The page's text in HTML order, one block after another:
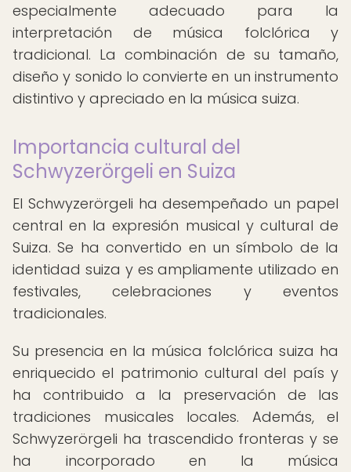
especialmente adecuado para la
interpretación de música folclórica y
tradicional. La combinación de su tamaño,
diseño y sonido lo convierte en un instrumento
distintivo y apreciado en la música suiza.
Importancia cultural del
Schwyzerörgeli en Suiza
El Schwyzerörgeli ha desempeñado un papel
central en la expresión musical y cultural de
Suiza. Se ha convertido en un símbolo de la
identidad suiza y es ampliamente utilizado en
festivales, celebraciones y eventos
tradicionales.
Su presencia en la música folclórica suiza ha
enriquecido el patrimonio cultural del país y
ha contribuido a la preservación de las
tradiciones musicales locales. Además, el
Schwyzerörgeli ha trascendido fronteras y se
ha incorporado en la música